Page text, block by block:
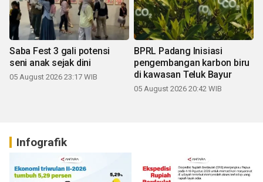
Saba Fest 3 gali potensi
seni anak sejak dini
05 August 2026 23:17 WIB
BPRL Padang Inisiasi
pengembangan karbon biru
di kawasan Teluk Bayur
05 August 2026 20:42 WIB
Infografik